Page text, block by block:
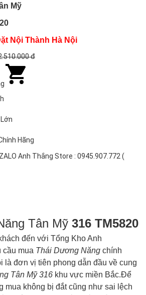
Mỹ
Nội Thành Hà Nội
đ
Hãng
Anh Thắng Store : 0945.907.772 (
Tân Mỹ 316 TM5820
đến với Tổng Kho Anh
mua Thái Dương Năng chính
là đơn vị tiên phong dẫn đầu về cung
Tân Mỹ316 khu vực miền Bắc.Để
mua không bị đắt cũng như sai lệch